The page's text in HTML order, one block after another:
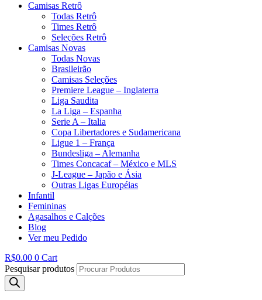
Camisas Retrô
Todas Retrô
Times Retrô
Seleções Retrô
Camisas Novas
Todas Novas
Brasileirão
Camisas Seleções
Premiere League – Inglaterra
Liga Saudita
La Liga – Espanha
Serie A – Italia
Copa Libertadores e Sudamericana
Ligue 1 – França
Bundesliga – Alemanha
Times Concacaf – México e MLS
J-League – Japão e Ásia
Outras Ligas Européias
Infantil
Femininas
Agasalhos e Calções
Blog
Ver meu Pedido
R$0.00 0 Cart
Pesquisar produtos